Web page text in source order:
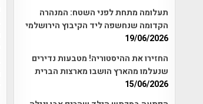
תעלומה מתחת לפני השטח: המנהרה
הקדומה שנחשפה ליד הקיבוץ הירושלמי
19/06/2026
החזירו את ההיסטוריה! מטבעות נדירים
שנעלמו מהארץ הושבו מארצות הברית
15/06/2026